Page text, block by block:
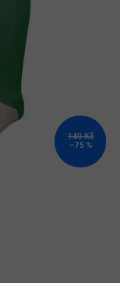
140 Kč
–75 %